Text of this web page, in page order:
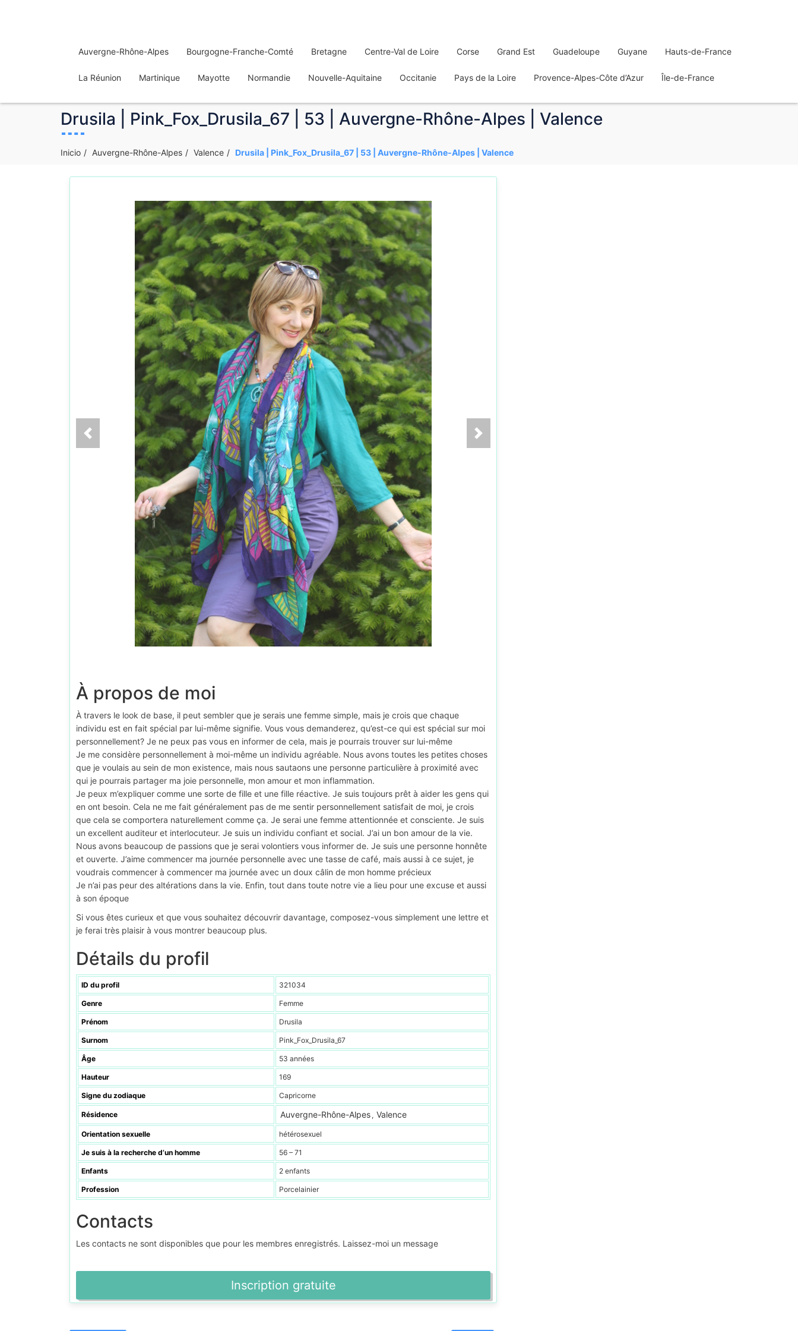
Auvergne-Rhône-Alpes Bourgogne-Franche-Comté Bretagne Centre-Val de Loire Corse Grand Est Guadeloupe Guyane Hauts-de-France
La Réunion Martinique Mayotte Normandie Nouvelle-Aquitaine Occitanie Pays de la Loire Provence-Alpes-Côte d’Azur Île-de-France
Drusila | Pink_Fox_Drusila_67 | 53 | Auvergne-Rhône-Alpes | Valence
Inicio Auvergne-Rhône-Alpes Valence Drusila | Pink_Fox_Drusila_67 | 53 | Auvergne-Rhône-Alpes | Valence
À propos de moi
À travers le look de base, il peut sembler que je serais une femme simple, mais je crois que chaque
individu est en fait spécial par lui-même signifie. Vous vous demanderez, qu’est-ce qui est spécial sur moi
personnellement? Je ne peux pas vous en informer de cela, mais je pourrais trouver sur lui-même
Je me considère personnellement à moi-même un individu agréable. Nous avons toutes les petites choses
que je voulais au sein de mon existence, mais nous sautaons une personne particulière à proximité avec
qui je pourrais partager ma joie personnelle, mon amour et mon inflammation.
Je peux m’expliquer comme une sorte de fille et une fille réactive. Je suis toujours prêt à aider les gens qui
en ont besoin. Cela ne me fait généralement pas de me sentir personnellement satisfait de moi, je crois
que cela se comportera naturellement comme ça. Je serai une femme attentionnée et consciente. Je suis
un excellent auditeur et interlocuteur. Je suis un individu confiant et social. J’ai un bon amour de la vie.
Nous avons beaucoup de passions que je serai volontiers vous informer de. Je suis une personne honnête
et ouverte. J’aime commencer ma journée personnelle avec une tasse de café, mais aussi à ce sujet, je
voudrais commencer à commencer ma journée avec un doux câlin de mon homme précieux
Je n’ai pas peur des altérations dans la vie. Enfin, tout dans toute notre vie a lieu pour une excuse et aussi
à son époque
Si vous êtes curieux et que vous souhaitez découvrir davantage, composez-vous simplement une lettre et
je ferai très plaisir à vous montrer beaucoup plus.
Détails du profil
ID du profil 321034
Genre Femme
Prénom Drusila
Surnom Pink_Fox_Drusila_67
Âge 53 années
Hauteur 169
Signe du zodiaque Capricorne
Résidence Auvergne-Rhône-Alpes , Valence
Orientation sexuelle hétérosexuel
Je suis à la recherche d’un homme 56 – 71
Enfants 2 enfants
Profession Porcelainier
Contacts
Les contacts ne sont disponibles que pour les membres enregistrés. Laissez-moi un message
Inscription gratuite